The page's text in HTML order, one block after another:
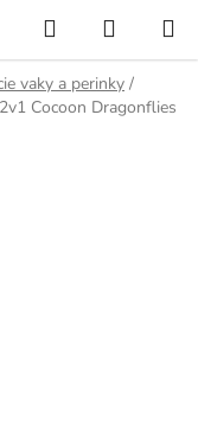
Hľadať
KOŠÍK
vaky a perinky /
Cocoon Dragonflies